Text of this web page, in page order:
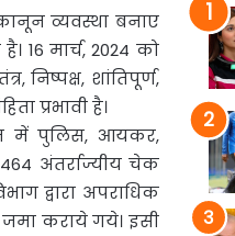
व्यवस्था बनाए
16 मार्च, 2024 को
निष्पक्ष, शांतिपूर्ण,
प्रभावी है।
में पुलिस, आयकर,
अंतर्राज्यीय चेक
द्वारा अपराधिक
कराये गये। इसी